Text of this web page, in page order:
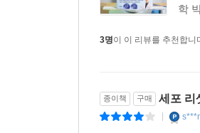
필요하다면 기능의학자
◆ 면역 리셋│망가진 면
변이부터 바로 알아야
학
3명이 이 리뷰를 추천합니
종이책 구매 세포 리